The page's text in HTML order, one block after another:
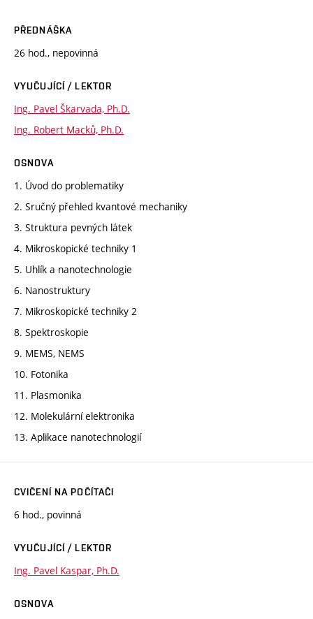
PŘEDNÁŠKA
26 hod., nepovinná
VYUČUJÍCÍ / LEKTOR
Ing. Pavel Škarvada, Ph.D.
Ing. Robert Macků, Ph.D.
OSNOVA
1. Úvod do problematiky
2. Sručný přehled kvantové mechaniky
3. Struktura pevných látek
4. Mikroskopické techniky 1
5. Uhlík a nanotechnologie
6. Nanostruktury
7. Mikroskopické techniky 2
8. Spektroskopie
9. MEMS, NEMS
10. Fotonika
11. Plasmonika
12. Molekulární elektronika
13. Aplikace nanotechnologií
CVIČENÍ NA POČÍTAČI
6 hod., povinná
VYUČUJÍCÍ / LEKTOR
Ing. Pavel Kaspar, Ph.D.
OSNOVA